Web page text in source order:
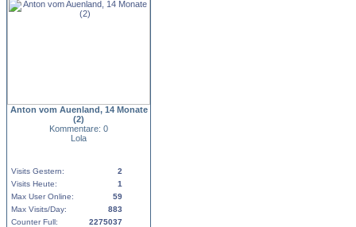
Anton vom Auenland, 14 Monate
(2)
Kommentare: 0
Lola
Visits Gestern:
2
Visits Heute:
1
Max User Online:
59
Max Visits/Day:
883
Counter Full:
2275037